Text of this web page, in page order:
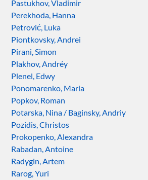
Pastukhov, Vladimir
Perekhoda, Hanna
Petrović, Luka
Piontkovsky, Andrei
Pirani, Simon
Plakhov, Andréy
Plenel, Edwy
Ponomarenko, Maria
Popkov, Roman
Potarska, Nina / Baginsky, Andriy
Pozidis, Christos
Prokopenko, Alexandra
Rabadan, Antoine
Radygin, Artem
Rarog, Yuri